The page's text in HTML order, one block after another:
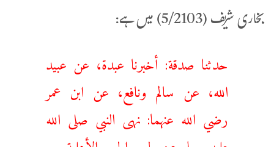
بخاری شریف (5/2103) میں ہے:
حدثنا صدقة: أخبرنا عبدة، عن عبيد
الله، عن سالم ونافع، عن ابن عمر
رضي الله عنهما: نهى النبي صلى الله